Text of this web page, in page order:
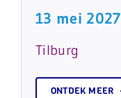
13 mei 2027
Tilburg
ONTDEK MEER